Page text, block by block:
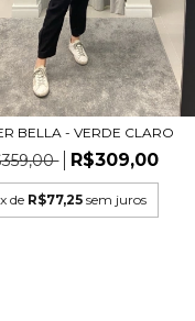
BELLA - VERDE CLARO
R$309,00
x de R$77,25 sem juros